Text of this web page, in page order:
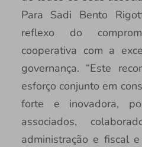
Para Sadi Bento
reflexo do
cooperativa com a
governança. “Este
esforço conjunto em
forte e inovadora,
associados,
administração e fiscal